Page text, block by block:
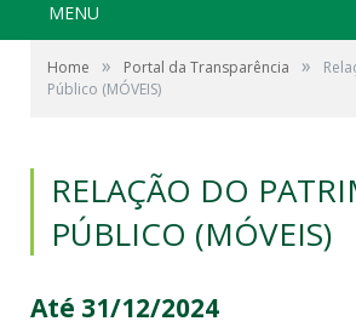
MENU
Home » Portal da Transparência »
Público (MÓVEIS)
RELAÇÃO DO
PÚBLICO (MÓVEIS)
Até 31/12/2024